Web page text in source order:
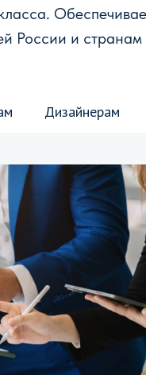
России и
Дизайнерам